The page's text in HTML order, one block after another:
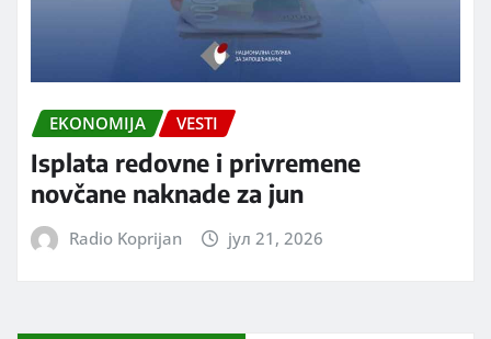
EKONOMIJA VESTI
Isplata redovne i privremene
novčane naknade za jun
Radio Koprijan јул 21, 2026